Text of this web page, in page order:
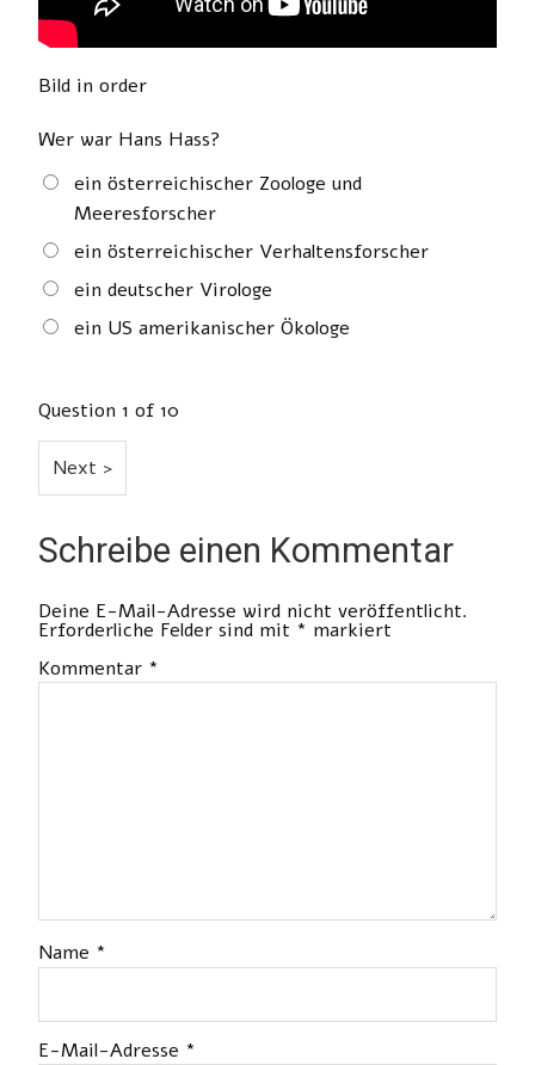
Bild in order
Wer war Hans Hass?
ein österreichischer Zoologe und
Meeresforscher
ein österreichischer Verhaltensforscher
ein deutscher Virologe
ein US amerikanischer Ökologe
Question 1 of 10
Schreibe einen Kommentar
Deine E-Mail-Adresse wird nicht veröffentlicht.
Erforderliche Felder sind mit * markiert
Kommentar *
Name *
E-Mail-Adresse *